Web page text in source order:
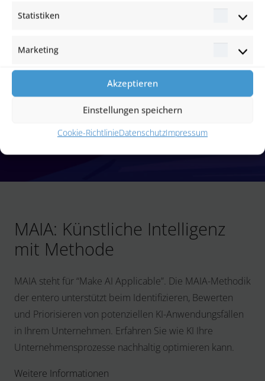
Statistiken
Marketing
Akzeptieren
Einstellungen speichern
Cookie-RichtlinieDatenschutzImpressum
MAIA: Künstliche Intelligenz
mit Methode
MAIA steht für “Make AI Applicable”. Die MAIA-Methodik
der entero unterstützt beim Identifizieren, Bewerten
und Priorisieren von potenziellen KI-Anwendungsfällen
in Ihrem Unternehmen. Erfahren Sie wie KI Ihre
Unternehmensprozesse nachhaltig optimieren kann.
Weitere Informationen